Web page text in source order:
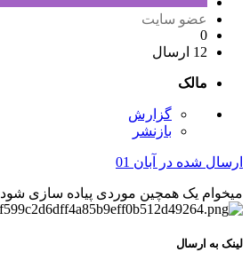
عضو سایت
0
12 ارسال
مالک
گزارش
بازنشر
ارسال شده در آبان 01
میخوام یک همچین موردی پیاده سازی شود
لینک به ارسال